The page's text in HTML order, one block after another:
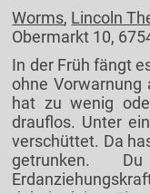
Worms, Lincoln
Obermarkt 10,
In der Früh fängt
ohne Vorwarnung
hat zu wenig
drauflos. Unter
verschüttet. Da
getrunken.